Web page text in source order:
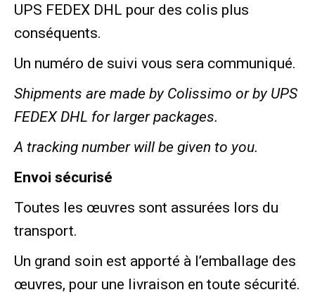
UPS FEDEX DHL pour des colis plus
conséquents.
Un numéro de suivi vous sera communiqué.
Shipments are made by Colissimo or by UPS
FEDEX DHL for larger packages.
A tracking number will be given to you.
Envoi sécurisé
Toutes les œuvres sont assurées lors du
transport.
Un grand soin est apporté à l’emballage des
œuvres, pour une livraison en toute sécurité.